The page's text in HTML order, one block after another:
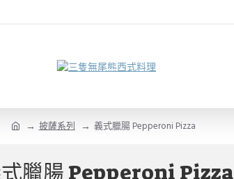
披薩系列 義式臘腸 Pepperoni Pizza
臘腸 Pepperoni Pizza